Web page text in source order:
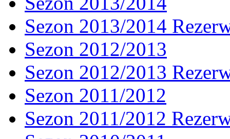
Sezon 2013/2014
Sezon 2012/2013
Sezon 2012/2013
Sezon 2011/2012
Sezon 2011/2012